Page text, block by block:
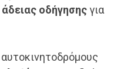
οδήγησηςγια